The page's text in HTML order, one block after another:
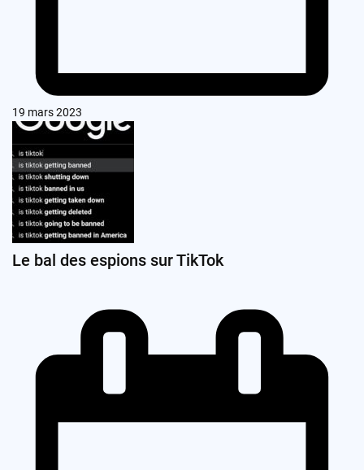
19 mars 2023
Le bal des espions sur TikTok